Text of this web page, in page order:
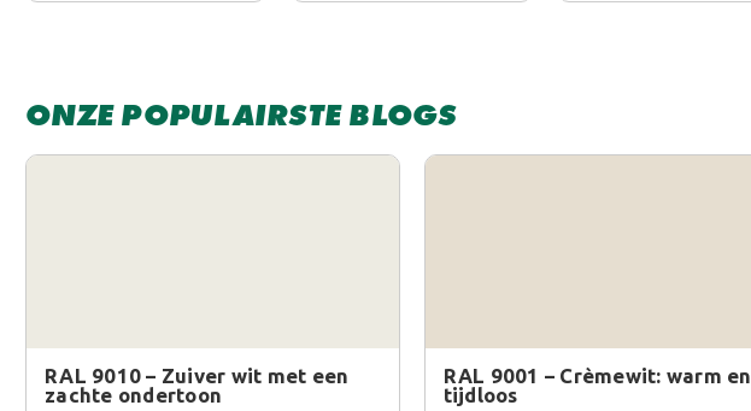
ONZE POPULAIRSTE BLOGS
RAL 9010 – Zuiver wit met een
zachte ondertoon
RAL 9001 – Crèmewit: warm en
tijdloos